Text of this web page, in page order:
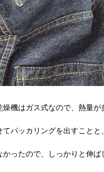
機はガス式なので、熱量が
パッカリングを出すことと
ったので、しっかりと伸ば